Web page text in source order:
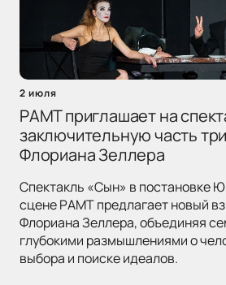
2 июля
РАМТ приглашает на
заключительную часть
Флориана Зеллера
Спектакль «Сын» в постановке
сцене РАМТ предлагает новый
Флориана Зеллера, объединяя
глубокими размышлениями о
выбора и поиске идеалов.